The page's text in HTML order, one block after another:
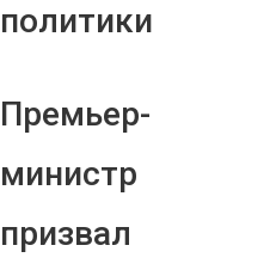
политики
Премьер-
министр
призвал